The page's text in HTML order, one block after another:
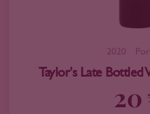
2020
Taylor's Late Bottled
20